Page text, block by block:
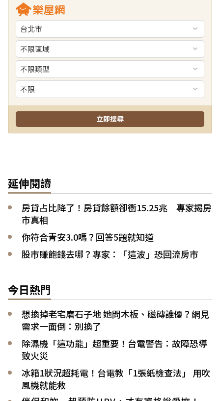
延伸閱讀
房貸占比降了！房貸餘額卻衝15.25兆 專家揭房
市真相
你符合青安3.0嗎？回答5題就知道
股市賺飽錢去哪？專家：「這波」恐回流房市
今日熱門
想換掉老宅磨石子地 她問木板、磁磚誰優？網見
需求一面倒：別換了
除濕機「這功能」超重要！台電警告：故障恐導
致火災
冰箱1狀況超耗電！台電教「1張紙檢查法」 用吹
風機就能救